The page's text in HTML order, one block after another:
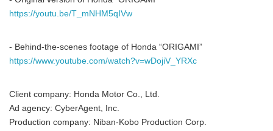
https://youtu.be/T_mNHM5qIVw
- Behind-the-scenes footage of Honda “ORIGAMI”
https://www.youtube.com/watch?v=wDojiV_YRXc
Client company: Honda Motor Co., Ltd.
Ad agency: CyberAgent, Inc.
Production company: Niban-Kobo Production Corp.